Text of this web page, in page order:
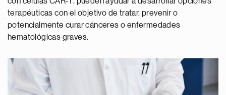
terapéuticas con el objetivo de tratar, prevenir o
potencialmente curar cánceres o enfermedades
hematológicas graves.